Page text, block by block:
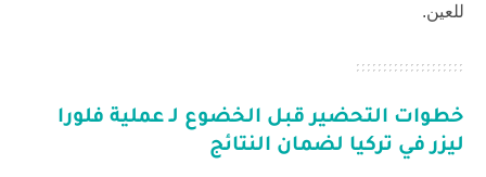
للعين.
خطوات التحضير قبل الخضوع لـ عملية فلورا
ليزر في تركيا لضمان النتائج